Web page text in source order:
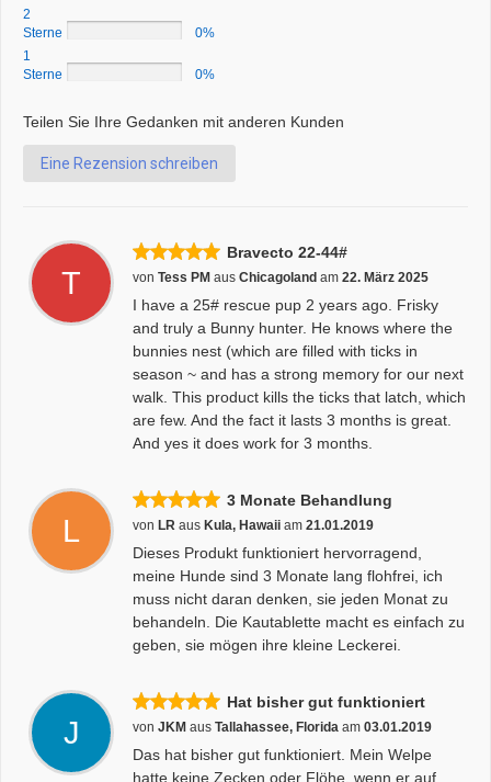
2
Sterne
0%
1
Sterne
0%
Teilen Sie Ihre Gedanken mit anderen Kunden
Eine Rezension schreiben
T
Bravecto 22-44#
von Tess PM aus Chicagoland am 22. März 2025
I have a 25# rescue pup 2 years ago. Frisky
and truly a Bunny hunter. He knows where the
bunnies nest (which are filled with ticks in
season ~ and has a strong memory for our next
walk. This product kills the ticks that latch, which
are few. And the fact it lasts 3 months is great.
And yes it does work for 3 months.
L
3 Monate Behandlung
von LR aus Kula, Hawaii am 21.01.2019
Dieses Produkt funktioniert hervorragend,
meine Hunde sind 3 Monate lang flohfrei, ich
muss nicht daran denken, sie jeden Monat zu
behandeln. Die Kautablette macht es einfach zu
geben, sie mögen ihre kleine Leckerei.
J
Hat bisher gut funktioniert
von JKM aus Tallahassee, Florida am 03.01.2019
Das hat bisher gut funktioniert. Mein Welpe
hatte keine Zecken oder Flöhe, wenn er auf